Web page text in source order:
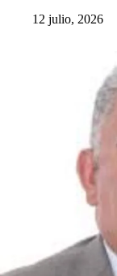
12 julio, 2026